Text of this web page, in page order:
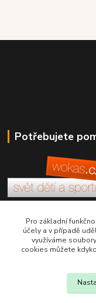
Potřebujete
+420 380 830
Pro základní
účely a v případě
využíváme
cookies můžete